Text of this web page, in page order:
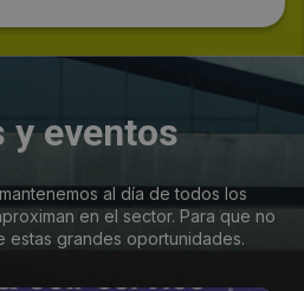
y eventos
al día de todos los
en el sector. Para que no
estas grandes oportunidades.